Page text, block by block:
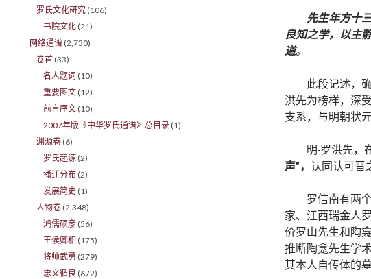
先生年方十
良知之学，以主
道。
此段记述，
洪先为榜样，深
支系，与明朝状
明·罗洪先，
声”， 认同认可晋
罗信南有两
家、江西瑞金人
价罗山先生和陶龛
推断陶龛先生学
其本人自传体的
罗氏文化研究 (106)
书院文化 (21)
网络通谱 (2,730)
卷首 (33)
名人题词 (10)
重要图文 (12)
前言序文 (10)
2007年版《中华罗氏通谱》总目录 (1)
渊源卷 (6)
罗氏起源 (2)
播迁分布 (2)
发展简史 (1)
人物卷 (2,348)
鸿儒硕彦 (56)
王侯卿相 (175)
将帅武勇 (279)
忠义循良 (672)